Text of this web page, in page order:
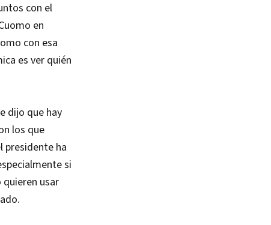
con el
en
con esa
es ver quién
dijo que hay
los que
presidente ha
si
usar